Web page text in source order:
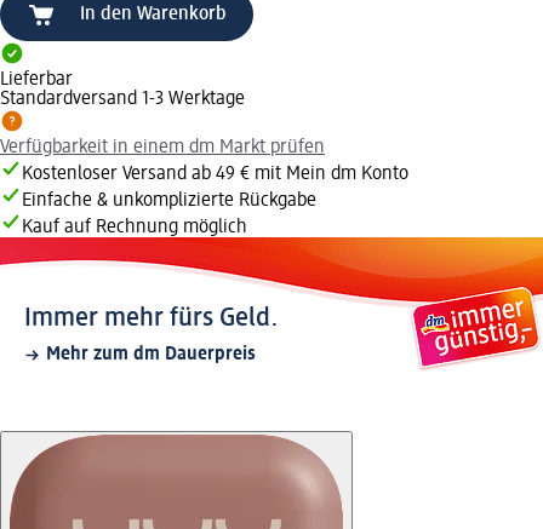
In den Warenkorb
Lieferbar
Standardversand 1-3 Werktage
Verfügbarkeit in einem dm Markt prüfen
Kostenloser Versand ab 49 € mit Mein dm Konto
Einfache & unkomplizierte Rückgabe
Kauf auf Rechnung möglich
Immer mehr fürs Geld.
Mehr zum dm Dauerpreis